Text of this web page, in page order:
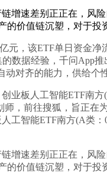
速差别正正在，风险
的价值链沉塑，对于
，该ETF单日资金净
数据经验，千问App
对齐的能力，供给个
板人工智能ETF南方
师，前往搜狐，旨正
工智能ETF南方(A类
速差别正正在，风险
的价值链沉塑，对于